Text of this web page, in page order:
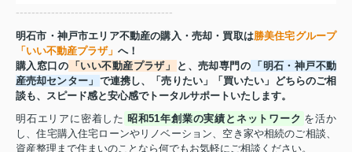
----------------------------------------
明石市・神戸市エリア不動産の購入・売却・買取は勝美住宅グループ
「いい不動産プラザ」 へ！
購入窓口の 「いい不動産プラザ」 と、売却専門の 「明石・神戸不動
産売却センター」 で連携し、「売りたい」「買いたい」どちらのご相
談も、スピード感と安心感でトータルサポートいたします。
明石エリアに密着した 昭和51年創業の実績とネットワーク を活か
し、住宅購入住宅ローンやリノベーション、空き家や相続のご相談、
資産整理まで住まいのことなら何でもお気軽にご相談ください。